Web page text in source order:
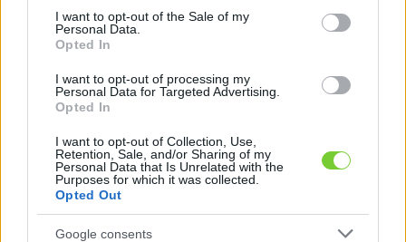
consent section.
I want to opt-out of the Sale of my
Personal Data.
Opted In
I want to opt-out of processing my
Personal Data for Targeted Advertising.
Opted In
I want to opt-out of Collection, Use,
Retention, Sale, and/or Sharing of my
Personal Data that Is Unrelated with the
Purposes for which it was collected.
Opted Out
Google consents
KERTÉSZ ÉS KERTÉSZET REGISZTRÁCIÓ
Mi hasonlít a(z) Bíborvörös
liliomfa (
'Nigra') növényhez?